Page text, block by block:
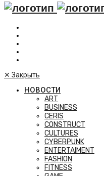
✕ Закрыть
НОВОСТИ
ART
BUSINESS
CERIS
CONSTRUCT
CULTURES
CYBERPUNK
ENTERTAIMENT
FASHION
FITNESS